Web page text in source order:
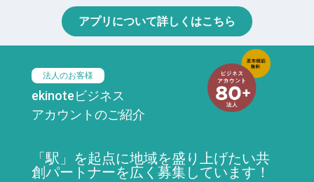
アプリについて詳しくはこちら
法人のお客様
ekinoteビジネス
アカウントのご紹介
「駅」を起点に地域を盛り上げたい共
創パートナーを広く募集しています！